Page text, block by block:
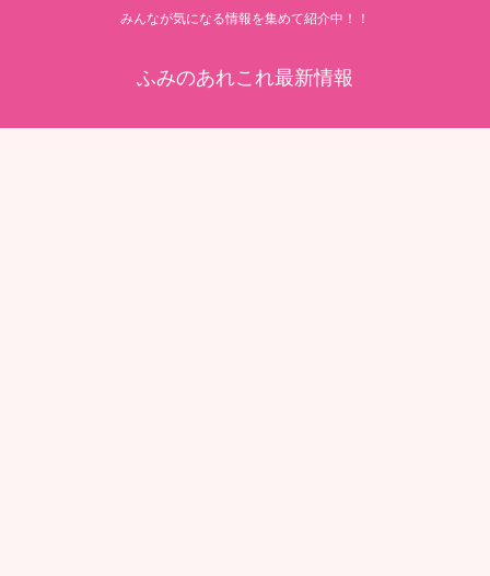
みんなが気になる情報を集めて紹介中！！
ふみのあれこれ最新情報